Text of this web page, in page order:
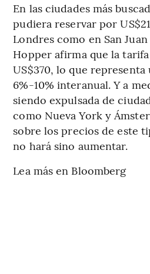
En las ciudades más
pudiera reservar por
Londres como en San
Hopper afirma que la
US$370, lo que
6%-10% interanual. Y a
siendo expulsada de
como Nueva York y
sobre los precios de este
no hará sino aumentar.
Lea más en Bloomberg